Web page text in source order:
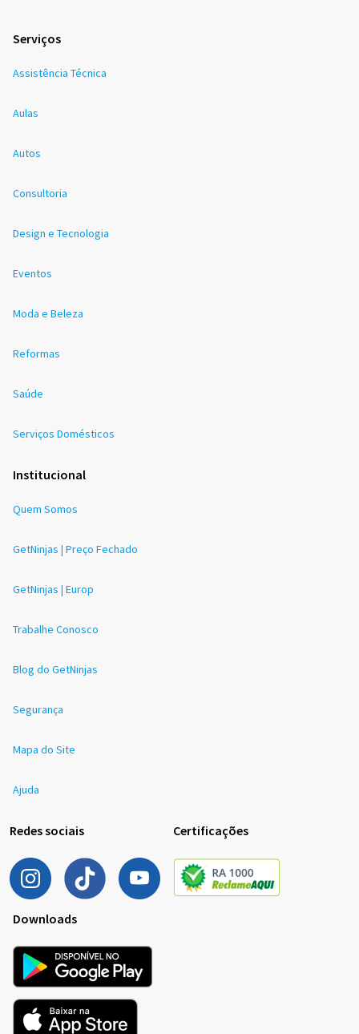
Serviços
Assistência Técnica
Aulas
Autos
Consultoria
Design e Tecnologia
Eventos
Moda e Beleza
Reformas
Saúde
Serviços Domésticos
Institucional
Quem Somos
GetNinjas | Preço Fechado
GetNinjas | Europ
Trabalhe Conosco
Blog do GetNinjas
Segurança
Mapa do Site
Ajuda
Redes sociais Certificações
Downloads